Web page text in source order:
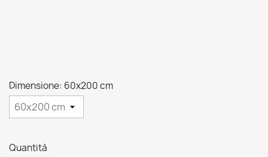
Dimensione: 60x200 cm
Quantità